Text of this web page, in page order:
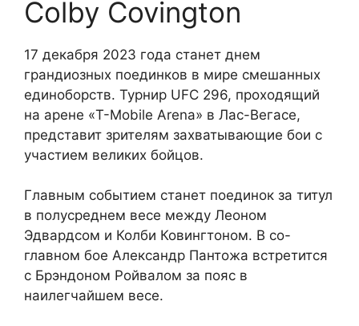
Colby Covington
17 декабря 2023 года станет днем
грандиозных поединков в мире смешанных
единоборств. Турнир UFC 296, проходящий
на арене «T-Mobile Arena» в Лас-Вегасе,
представит зрителям захватывающие бои с
участием великих бойцов.
Главным событием станет поединок за титул
в полусреднем весе между Леоном
Эдвардсом и Колби Ковингтоном. В со-
главном бое Александр Пантожа встретится
с Брэндоном Ройвалом за пояс в
наилегчайшем весе.